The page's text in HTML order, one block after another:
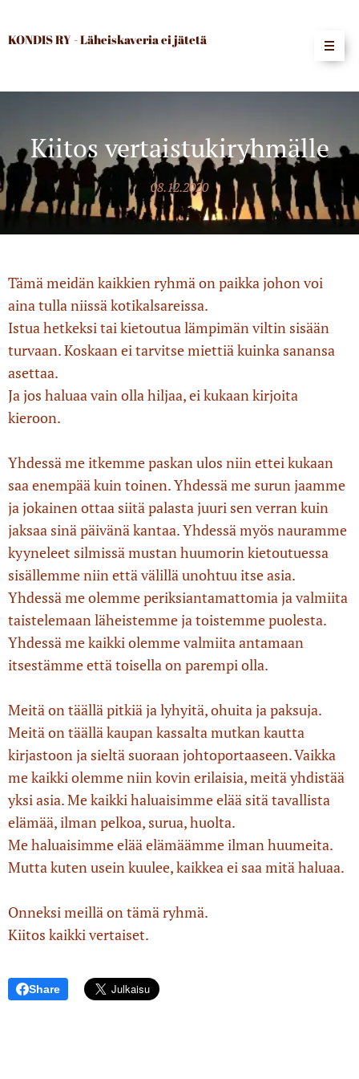
KONDIS RY - Läheiskaveria ei jätetä
Kiitos vertaistukiryhmälle
08.12.2020
Tämä meidän kaikkien ryhmä on paikka johon voi
aina tulla niissä kotikalsareissa.
Istua hetkeksi tai kietoutua lämpimän viltin sisään
turvaan. Koskaan ei tarvitse miettiä kuinka sanansa
asettaa.
Ja jos haluaa vain olla hiljaa, ei kukaan kirjoita
kieroon.
Yhdessä me itkemme paskan ulos niin ettei kukaan
saa enempää kuin toinen. Yhdessä me surun jaamme
ja jokainen ottaa siitä palasta juuri sen verran kuin
jaksaa sinä päivänä kantaa. Yhdessä myös nauramme
kyyneleet silmissä mustan huumorin kietoutuessa
sisällemme niin että välillä unohtuu itse asia.
Yhdessä me olemme periksiantamattomia ja valmiita
taistelemaan läheistemme ja toistemme puolesta.
Yhdessä me kaikki olemme valmiita antamaan
itsestämme että toisella on parempi olla.
Meitä on täällä pitkiä ja lyhyitä, ohuita ja paksuja.
Meitä on täällä kaupan kassalta mutkan kautta
kirjastoon ja sieltä suoraan johtoportaaseen. Vaikka
me kaikki olemme niin kovin erilaisia, meitä yhdistää
yksi asia. Me kaikki haluaisimme elää sitä tavallista
elämää, ilman pelkoa, surua, huolta.
Me haluaisimme elää elämäämme ilman huumeita.
Mutta kuten usein kuulee, kaikkea ei saa mitä haluaa.
Onneksi meillä on tämä ryhmä.
Kiitos kaikki vertaiset.
Share